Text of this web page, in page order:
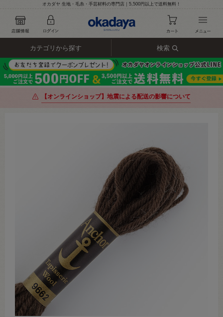
オカダヤ 生地・毛糸・手芸材料の専門店｜5,500円以上で送料無料！
カテゴリから探す 検索
【オンラインショップ】地震による配送の影響について